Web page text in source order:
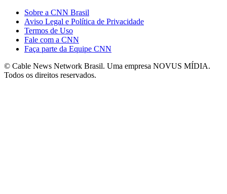
Sobre a CNN Brasil
Aviso Legal e Política de Privacidade
Termos de Uso
Fale com a CNN
Faça parte da Equipe CNN
© Cable News Network Brasil. Uma empresa NOVUS MÍDIA.
Todos os direitos reservados.